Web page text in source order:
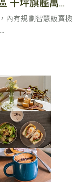
內有規劃智慧販賣機